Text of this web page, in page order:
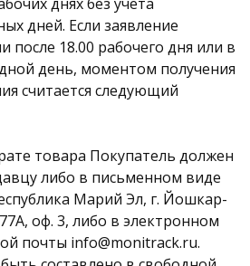
дней. Если заявление
после 18.00 рабочего дня или в
день, моментом получения
считается следующий
товара Покупатель должен
либо в письменном виде
Марий Эл, г. Йошкар-
оф. 3, либо в электронном
почты info@monitrack.ru.